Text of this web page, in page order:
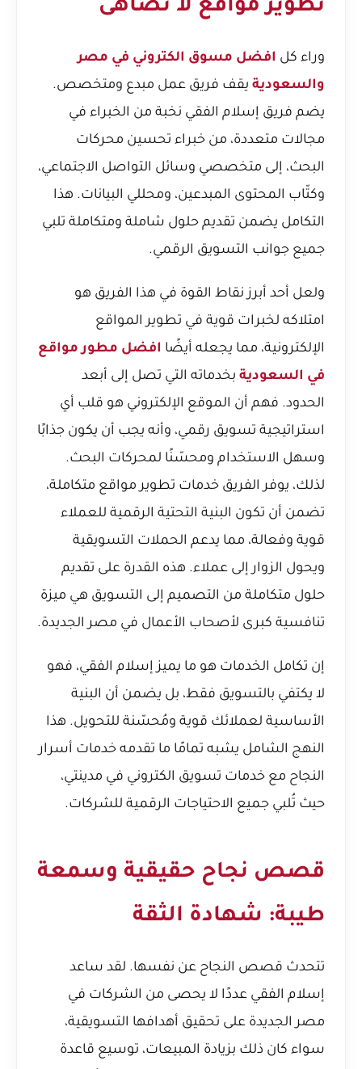
تطوير مواقع لا تضاهى
وراء كل افضل مسوق الكتروني في مصر
والسعودية يقف فريق عمل مبدع ومتخصص.
يضم فريق إسلام الفقي نخبة من الخبراء في
مجالات متعددة، من خبراء تحسين محركات
البحث، إلى متخصصي وسائل التواصل الاجتماعي،
وكتّاب المحتوى المبدعين، ومحللي البيانات. هذا
التكامل يضمن تقديم حلول شاملة ومتكاملة تلبي
جميع جوانب التسويق الرقمي.
ولعل أحد أبرز نقاط القوة في هذا الفريق هو
امتلاكه لخبرات قوية في تطوير المواقع
الإلكترونية، مما يجعله أيضًا افضل مطور مواقع
في السعودية بخدماته التي تصل إلى أبعد
الحدود. فهم أن الموقع الإلكتروني هو قلب أي
استراتيجية تسويق رقمي، وأنه يجب أن يكون جذابًا
وسهل الاستخدام ومحسّنًا لمحركات البحث.
لذلك، يوفر الفريق خدمات تطوير مواقع متكاملة،
تضمن أن تكون البنية التحتية الرقمية للعملاء
قوية وفعالة، مما يدعم الحملات التسويقية
ويحول الزوار إلى عملاء. هذه القدرة على تقديم
حلول متكاملة من التصميم إلى التسويق هي ميزة
تنافسية كبرى لأصحاب الأعمال في مصر الجديدة.
إن تكامل الخدمات هو ما يميز إسلام الفقي، فهو
لا يكتفي بالتسويق فقط، بل يضمن أن البنية
الأساسية لعملائك قوية ومُحسّنة للتحويل. هذا
النهج الشامل يشبه تمامًا ما تقدمه خدمات أسرار
النجاح مع خدمات تسويق الكتروني في مدينتي،
حيث تُلبي جميع الاحتياجات الرقمية للشركات.
قصص نجاح حقيقية وسمعة
طيبة: شهادة الثقة
تتحدث قصص النجاح عن نفسها. لقد ساعد
إسلام الفقي عددًا لا يحصى من الشركات في
مصر الجديدة على تحقيق أهدافها التسويقية،
سواء كان ذلك بزيادة المبيعات، توسيع قاعدة